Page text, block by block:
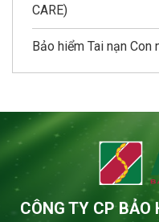
CARE)
Bảo hiểm Tai nạn Con
CÔNG TY CP BẢO